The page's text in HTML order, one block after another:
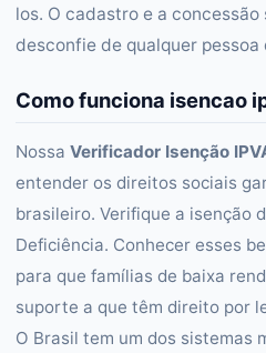
los. O cadastro e a
desconfie de qualquer pessoa
Como funciona isencao
Nossa Verificador Isenção
entender os direitos sociais
brasileiro. Verifique a isenção
Deficiência. Conhecer esses
para que famílias de baixa
suporte a que têm direito por
O Brasil tem um dos sistemas